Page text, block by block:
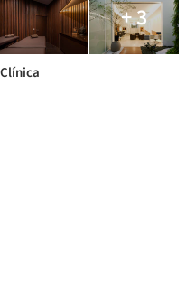
+ 3
Clínica